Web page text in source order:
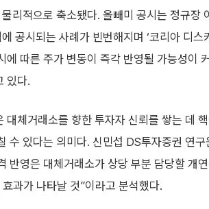
리적으로 축소됐다. 올빼미 공시는 정규장
공시되는 사례가 빈번해지며 ‘코리아 디스
따른 주가 변동이 즉각 반영될 가능성이
있다.
체거래소를 향한 투자자 신뢰를 쌓는 데
수 있다는 의미다. 신민섭 DS투자증권 연구
반영은 대체거래소가 상당 부분 담당할 개
과가 나타날 것”이라고 분석했다.